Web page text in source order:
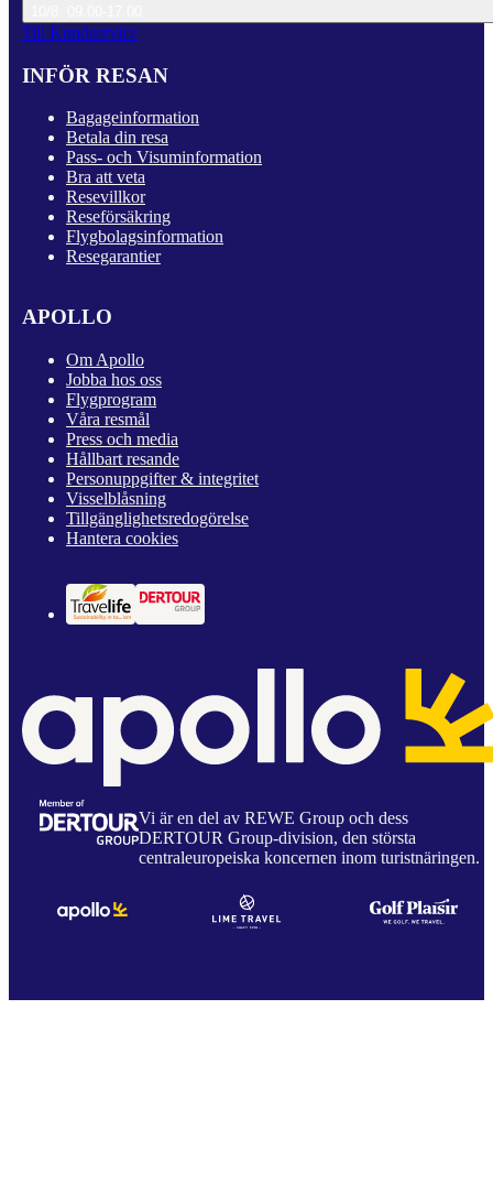
Till Kundservice
INFÖR RESAN
Bagageinformation
Betala din resa
Pass- och Visuminformation
Bra att veta
Resevillkor
Reseförsäkring
Flygbolagsinformation
Resegarantier
APOLLO
Om Apollo
Jobba hos oss
Flygprogram
Våra resmål
Press och media
Hållbart resande
Personuppgifter & integritet
Visselblåsning
Tillgänglighetsredogörelse
Hantera cookies
Vi är en del av REWE Group och dess
DERTOUR Group-division, den största
centraleuropeiska koncernen inom turistnäringen.